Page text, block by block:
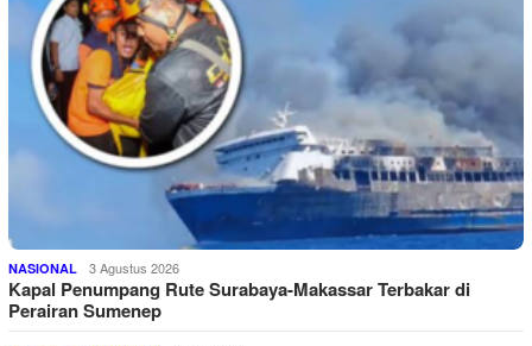
NASIONAL 3 Agustus 2026
Kapal Penumpang Rute Surabaya-Makassar Terbakar di
Perairan Sumenep